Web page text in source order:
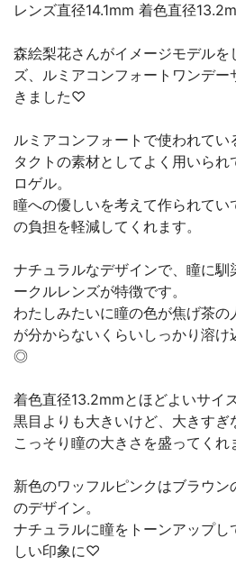
レンズ直径14.1mm 着色直径
森絵梨花さんがイメージモデルを
ズ、ルミアコンフォートワンデ
きました♡
ルミアコンフォートで使われて
タクトの素材としてよく用いら
ロゲル。
瞳への優しいを考えて作られて
の負担を軽減してくれます。
ナチュラルなデザインで、瞳に馴
ークルレンズが特徴です。
わたしみたいに瞳の色が焦げ茶の
が分からないくらいしっかり溶
◎
着色直径13.2mmとほどよいサイズ
黒目よりも大きいけど、大きすぎ
こっそり瞳の大きさを盛ってくれ
新色のワッフルピンクはブラウン
のデザイン。
ナチュラルに瞳をトーンアップし
しい印象に♡